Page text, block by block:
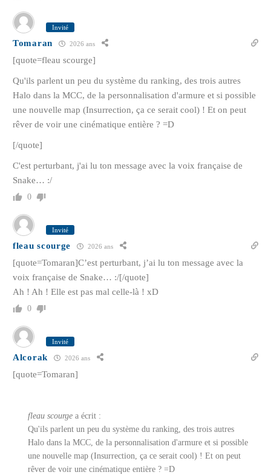
Invité
Tomaran 2026 ans
[quote=fleau scourge]
Qu'ils parlent un peu du système du ranking, des trois autres
Halo dans la MCC, de la personnalisation d'armure et si possible
une nouvelle map (Insurrection, ça ce serait cool) ! Et on peut
rêver de voir une cinématique entière ? =D
[/quote]
C'est perturbant, j'ai lu ton message avec la voix française de
Snake… :/
0
Invité
fleau scourge 2026 ans
[quote=Tomaran]C’est perturbant, j’ai lu ton message avec la
voix française de Snake… :/[/quote]
Ah ! Ah ! Elle est pas mal celle-là ! xD
0
Invité
Alcorak 2026 ans
[quote=Tomaran]
fleau scourge a écrit :
Qu'ils parlent un peu du système du ranking, des trois autres
Halo dans la MCC, de la personnalisation d'armure et si possible
une nouvelle map (Insurrection, ça ce serait cool) ! Et on peut
rêver de voir une cinématique entière ? =D